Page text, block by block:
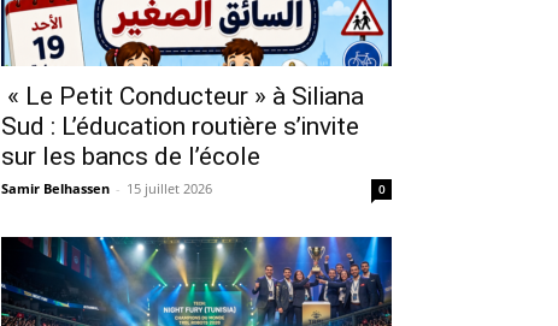
« Le Petit Conducteur » à Siliana
Sud : L’éducation routière s’invite
sur les bancs de l’école
Samir Belhassen - 15 juillet 2026 0